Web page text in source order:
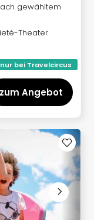
Bros.
Tour
gewähltem
Theater
bei Travelcircus
zum Angebot